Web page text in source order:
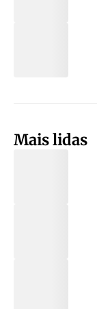
Mais lidas